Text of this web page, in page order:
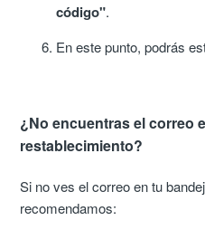
código".
En este punto, podrás
¿No encuentras el correo
restablecimiento?
Si no ves el correo en tu
recomendamos: